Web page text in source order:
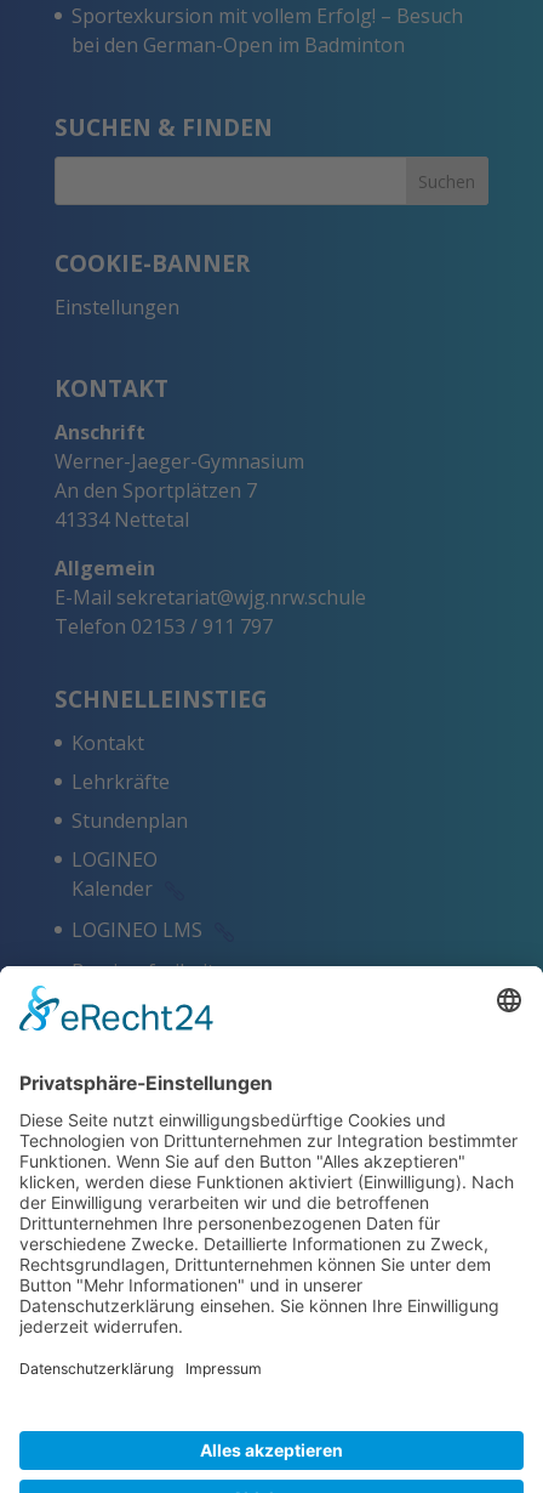
Sportexkursion mit vollem Erfolg! – Besuch
bei den German-Open im Badminton
SUCHEN & FINDEN
COOKIE-BANNER
Einstellungen
KONTAKT
Anschrift
Werner-Jaeger-Gymnasium
An den Sportplätzen 7
41334 Nettetal
Allgemein
E-Mail sekretariat@wjg.nrw.schule
Telefon 02153 / 911 797
SCHNELLEINSTIEG
Kontakt
Lehrkräfte
Stundenplan
LOGINEO
Kalender
LOGINEO LMS
Barrierefreiheit
Schlagworte
Datenschutz
ZERTIFIKATE